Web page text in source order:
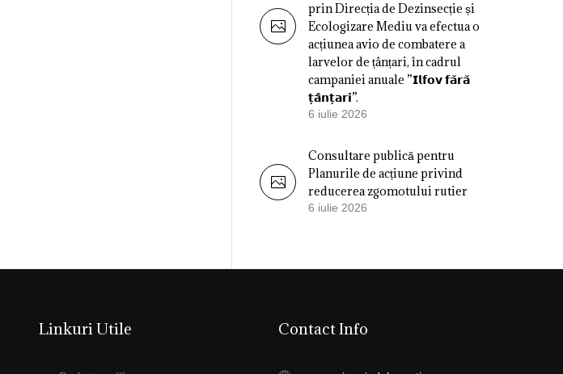
prin Direcția de Dezinsecție și
Ecologizare Mediu va efectua o
acțiunea avio de combatere a
larvelor de țânțari, în cadrul
campaniei anuale ”𝗜𝗹𝗳𝗼𝘃 𝗳𝗮̆𝗿𝗮̆
𝘁̦𝗮̂𝗻𝘁̦𝗮𝗿𝗶”.
6 iulie 2026
Consultare publică pentru
Planurile de acțiune privind
reducerea zgomotului rutier
6 iulie 2026
Linkuri Utile Contact Info